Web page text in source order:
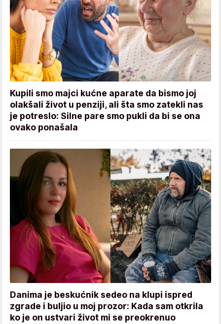
Kupili smo majci kućne aparate da bismo joj
olakšali život u penziji, ali šta smo zatekli nas
je potreslo: Silne pare smo pukli da bi se ona
ovako ponašala
Danima je beskućnik sedeo na klupi ispred
zgrade i buljio u moj prozor: Kada sam otkrila
ko je on ustvari život mi se preokrenuo